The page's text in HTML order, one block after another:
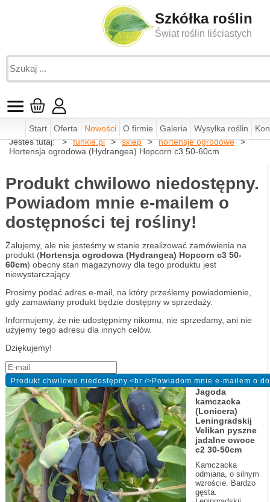
Szkółka roślin
Świat roślin liściastych
Start Oferta Nowości O firmie Galeria Wysyłka roślin
Jesteś tutaj:
funkie.pl sklep
hortensje ogrodowe
Hortensja ogrodowa (Hydrangea) Hopcorn c3 50-60cm
Produkt chwilowo niedostępny.
Powiadom mnie e-mailem o
dostępności tej rośliny!
Żałujemy, ale nie jesteśmy w stanie zrealizować zamówienia na
produkt (Hortensja ogrodowa (Hydrangea) Hopcorn c3 50-
60cm) obecny stan magazynowy dla tego produktu jest
niewystarczający.
Prosimy podać adres e-mail, na który prześlemy powiadomienie,
gdy zamawiany produkt będzie dostępny w sprzedaży.
Informujemy, że nie udostępnimy nikomu, nie sprzedamy, ani nie
użyjemy tego adresu dla innych celów.
Dziękujemy!
Jagoda
kamczacka
(Lonicera)
Leningradskij
Velikan pyszne
jadalne owoce
c2 30-50cm
Kamczacka
odmiana, o silnym
wzroście. Bardzo
gęsta.